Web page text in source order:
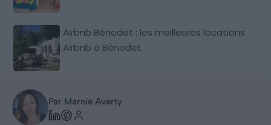
Airbnb Bénodet : les meilleures locations
Airbnb à Bénodet
Par Marnie Averty